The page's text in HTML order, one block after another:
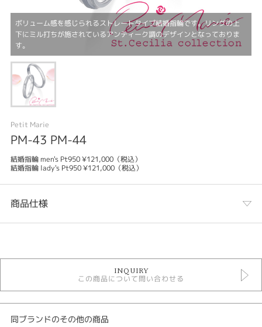
ボリューム感を感じられるストレートタイプ結婚指輪です。リングの上
下にミル打ちが施されているアンティーク調のデザインとなっておりま
す。
Petit Marie
PM-43 PM-44
結婚指輪 men's Pt950 ¥121,000（税込）
結婚指輪 lady's Pt950 ¥121,000（税込）
商品仕様
結婚指輪
Petit Marie ＞ 結婚指輪
デザイン
INQUIRY
この商品について問い合わせる
同ブランドのその他の商品